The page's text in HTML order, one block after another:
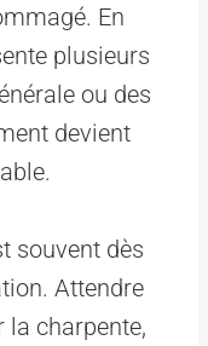
En
plusieurs
ou des
devient
souvent dès
Attendre
la charpente,